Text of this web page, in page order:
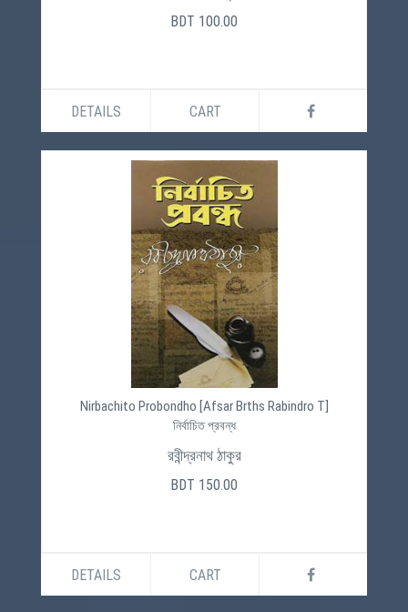
BDT 100.00
DETAILS CART
Nirbachito Probondho [Afsar Brths Rabindro T]
নির্বাচিত প্রবন্ধ
রবীন্দ্রনাথ ঠাকুর
BDT 150.00
DETAILS CART